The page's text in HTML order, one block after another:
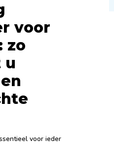
voor
zo
u
voor ieder